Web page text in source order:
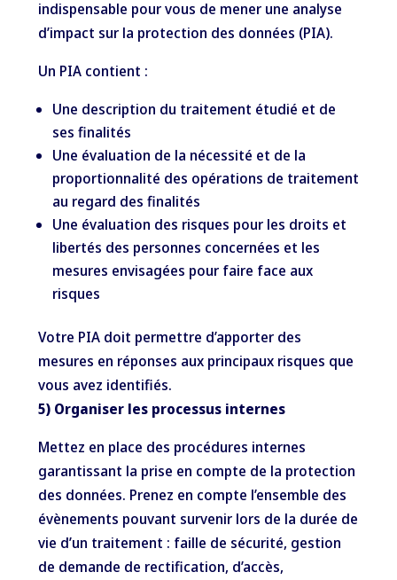
indispensable pour vous de mener une analyse
d’impact sur la protection des données (PIA).
Un PIA contient :
Une description du traitement étudié et de
ses finalités
Une évaluation de la nécessité et de la
proportionnalité des opérations de traitement
au regard des finalités
Une évaluation des risques pour les droits et
libertés des personnes concernées et les
mesures envisagées pour faire face aux
risques
Votre PIA doit permettre d’apporter des
mesures en réponses aux principaux risques que
vous avez identifiés.
5) Organiser les processus internes
Mettez en place des procédures internes
garantissant la prise en compte de la protection
des données. Prenez en compte l’ensemble des
évènements pouvant survenir lors de la durée de
vie d’un traitement : faille de sécurité, gestion
de demande de rectification, d’accès,